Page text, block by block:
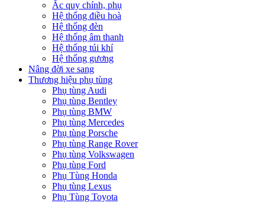
Ắc quy chính, phụ
Hệ thống điều hoà
Hệ thống đèn
Hệ thống âm thanh
Hệ thống túi khí
Hệ thống gương
Nâng đời xe sang
Thương hiệu phụ tùng
Phụ tùng Audi
Phụ tùng Bentley
Phụ tùng BMW
Phụ tùng Mercedes
Phụ tùng Porsche
Phụ tùng Range Rover
Phụ tùng Volkswagen
Phụ tùng Ford
Phụ Tùng Honda
Phụ tùng Lexus
Phụ Tùng Toyota